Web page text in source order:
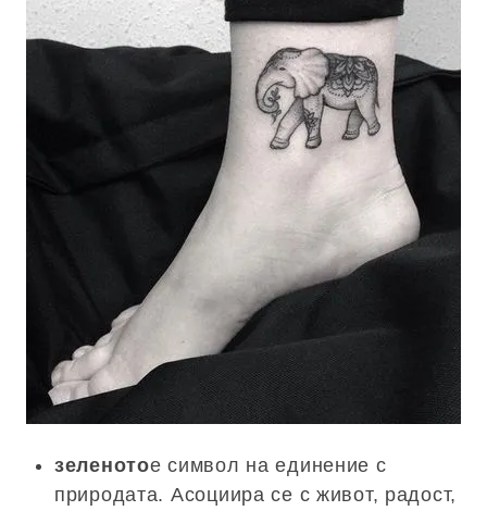
зеленотое символ на единение с
природата. Асоциира се с живот, радост,